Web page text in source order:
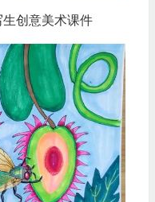
创意美术课件